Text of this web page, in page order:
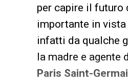
per capire il futuro
importante in
infatti da qualche
la madre e agente
Paris Saint-